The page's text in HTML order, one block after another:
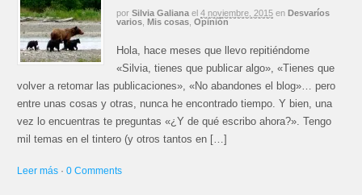
por Silvia Galiana el 4 noviembre, 2015 en Desvaríos
varios ,Mis cosas ,Opinión
Hola, hace meses que llevo repitiéndome
«Silvia, tienes que publicar algo», «Tienes que
volver a retomar las publicaciones», «No abandones el blog»… pero
entre unas cosas y otras, nunca he encontrado tiempo. Y bien, una
vez lo encuentras te preguntas «¿Y de qué escribo ahora?». Tengo
mil temas en el tintero (y otros tantos en […]
Leer más ·0 Comments